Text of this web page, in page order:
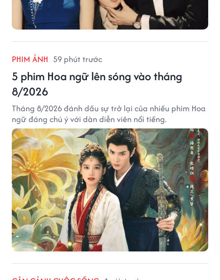
PHIM ẢNH 59 phút trước
5 phim Hoa ngữ lên sóng vào tháng
8/2026
Tháng 8/2026 đánh dấu sự trở lại của nhiều phim Hoa
ngữ đáng chú ý với dàn diễn viên nổi tiếng.